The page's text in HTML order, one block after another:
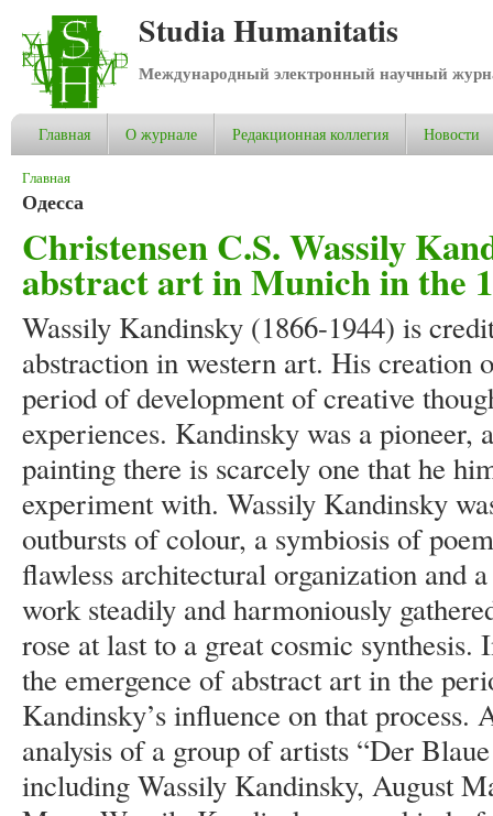
Studia Humanitatis
Международный электронный научный
Главная О журнале Редакционная коллегия Новости
Вы здесь
Главная
Одесса
Christensen C.S. Wassily
abstract art in Munich in the
Wassily Kandinsky (1866-1944) is
abstraction in western art. His creation
period of development of creative
experiences. Kandinsky was a pioneer,
painting there is scarcely one that he
experiment with. Wassily Kandinsky
outbursts of colour, a symbiosis of
flawless architectural organization and
work steadily and harmoniously
rose at last to a great cosmic
the emergence of abstract art in the
Kandinsky’s influence on that process.
analysis of a group of artists “Der
including Wassily Kandinsky, August